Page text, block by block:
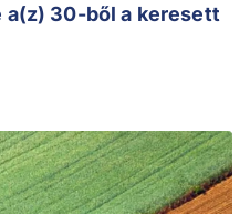
a(z) 30-ből a keresett